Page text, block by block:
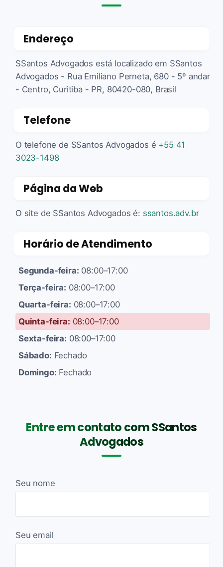
Endereço
SSantos Advogados está localizado em SSantos
Advogados - Rua Emiliano Perneta, 680 - 5º andar
- Centro, Curitiba - PR, 80420-080, Brasil
Telefone
O telefone de SSantos Advogados é +55 41
3023-1498
Página da Web
O site de SSantos Advogados é: ssantos.adv.br
Horário de Atendimento
Segunda-feira: 08:00–17:00
Terça-feira: 08:00–17:00
Quarta-feira: 08:00–17:00
Quinta-feira: 08:00–17:00
Sexta-feira: 08:00–17:00
Sábado: Fechado
Domingo: Fechado
Entre em contato com SSantos
Advogados
Seu nome
Seu email